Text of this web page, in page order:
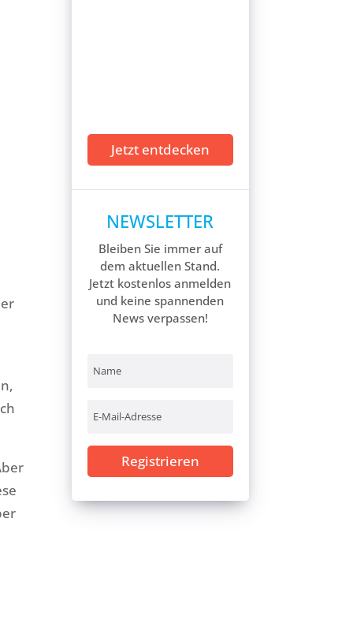
Jetzt entdecken
NEWSLETTER
Bleiben Sie immer auf
dem aktuellen Stand.
Jetzt kostenlos anmelden
und keine spannenden
News verpassen!
Registrieren